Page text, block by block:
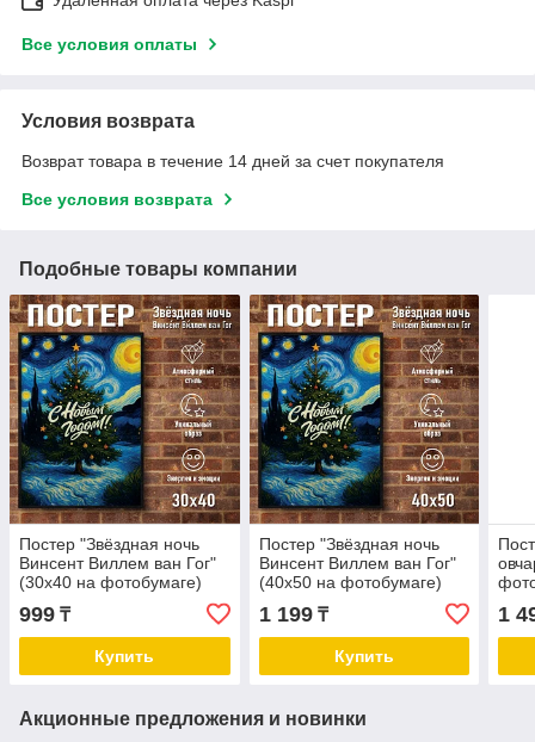
Все условия оплаты
Условия возврата
Возврат товара в течение 14 дней за счет покупателя
Все условия возврата
Подобные товары компании
Постер "Звёздная ночь
Винсент Виллем ван Гог"
(30х40 на фотобумаге)
999 ₸
Купить
Постер "Звёздная ночь
Винсент Виллем ван Гог"
(40х50 на фотобумаге)
1 199₸
Купить
1
Акционные предложения и новинки